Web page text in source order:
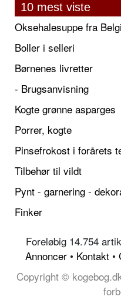
10 mest viste
Oksehalesuppe fra
Boller i selleri
Børnenes livretter
- Brugsanvisning
Kogte grønne asparges
Porrer, kogte
Pinsefrokost i forårets
Tilbehør til vildt
Pynt - garnering -
Finker
Foreløbig 14.754
Annoncer • Kontakt •
Copyright ©